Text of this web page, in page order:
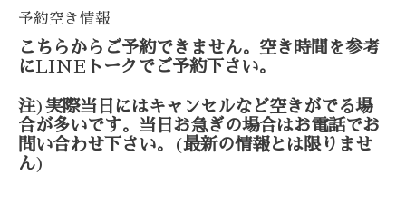
予約空き情報
こちらからご予約できません。空き時間を参考
にLINE トークでご予約下さい。
注) 実際当日にはキャンセルなど空きがでる場
合が多いです。当日お急ぎの場合はお電話でお
問い合わせ下さい。
(最新の情報とは限りませ
ん)